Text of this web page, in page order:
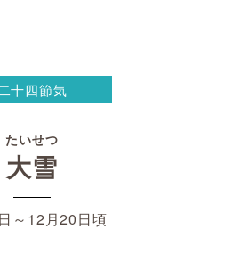
二十四節気
大雪
たいせつ
～12月20日頃